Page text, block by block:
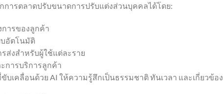
ารตลาดปรับขนาดการปรับแต่งส่วนบุคคลได้โดย:
ารของลูกค้า
อัตโนมัติ
ส่งสำหรับผู้ใช้แต่ละราย
การบริการลูกค้า
เคลื่อนด้วย AI ให้ความรู้สึกเป็นธรรมชาติ ทันเวลา และเกี่ยวข้อง